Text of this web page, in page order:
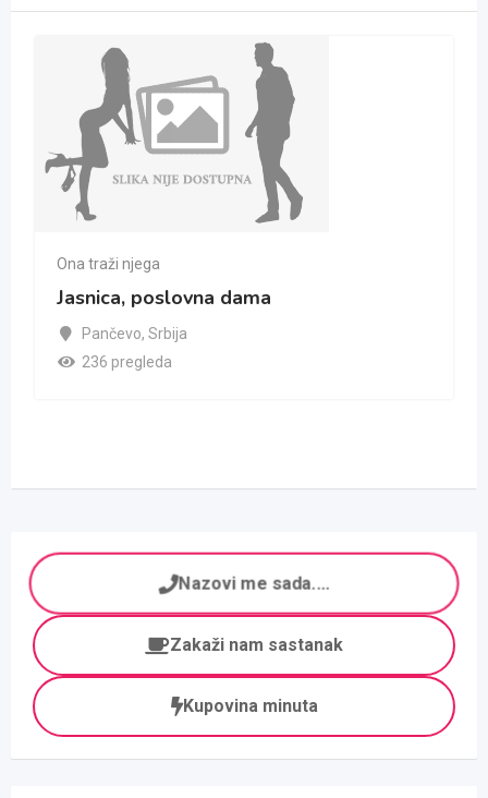
Ona traži njega
Jasnica, poslovna dama
Pančevo, Srbija
236 pregleda
Nazovi me sada....
Zakaži nam sastanak
Kupovina minuta